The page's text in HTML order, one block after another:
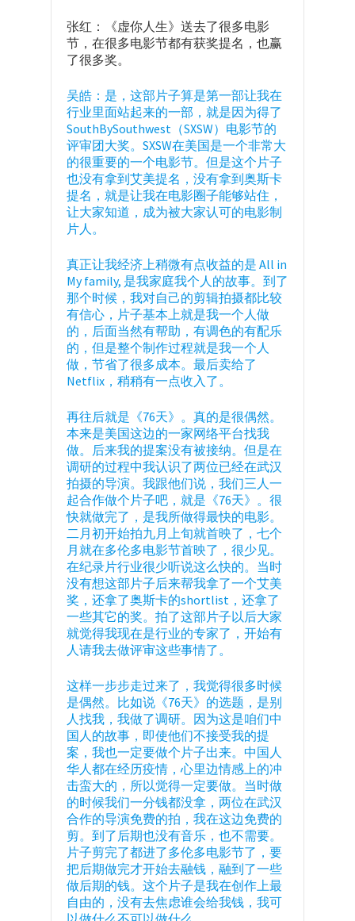
张红：《虚你人生》送去了很多电影
节，在很多电影节都有获奖提名，也赢
了很多奖。
吴皓：是，这部片子算是第一部让我在
行业里面站起来的一部，就是因为得了
SouthBySouthwest（SXSW）电影节的
评审团大奖。SXSW在美国是一个非常大
的很重要的一个电影节。但是这个片子
也没有拿到艾美提名，没有拿到奥斯卡
提名，就是让我在电影圈子能够站住，
让大家知道，成为被大家认可的电影制
片人。
真正让我经济上稍微有点收益的是 All in
My family, 是我家庭我个人的故事。到了
那个时候，我对自己的剪辑拍摄都比较
有信心，片子基本上就是我一个人做
的，后面当然有帮助，有调色的有配乐
的，但是整个制作过程就是我一个人
做，节省了很多成本。最后卖给了
Netflix，稍稍有一点收入了。
再往后就是《76天》。真的是很偶然。
本来是美国这边的一家网络平台找我
做。后来我的提案没有被接纳。但是在
调研的过程中我认识了两位已经在武汉
拍摄的导演。我跟他们说，我们三人一
起合作做个片子吧，就是《76天》。很
快就做完了，是我所做得最快的电影。
二月初开始拍九月上旬就首映了，七个
月就在多伦多电影节首映了，很少见。
在纪录片行业很少听说这么快的。当时
没有想这部片子后来帮我拿了一个艾美
奖，还拿了奥斯卡的shortlist，还拿了
一些其它的奖。拍了这部片子以后大家
就觉得我现在是行业的专家了，开始有
人请我去做评审这些事情了。
这样一步步走过来了，我觉得很多时候
是偶然。比如说《76天》的选题，是别
人找我，我做了调研。因为这是咱们中
国人的故事，即使他们不接受我的提
案，我也一定要做个片子出来。中国人
华人都在经历疫情，心里边情感上的冲
击蛮大的，所以觉得一定要做。当时做
的时候我们一分钱都没拿，两位在武汉
合作的导演免费的拍，我在这边免费的
剪。到了后期也没有音乐，也不需要。
片子剪完了都进了多伦多电影节了，要
把后期做完才开始去融钱，融到了一些
做后期的钱。这个片子是我在创作上最
自由的，没有去焦虑谁会给我钱，我可